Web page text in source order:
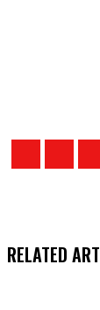
RELATED